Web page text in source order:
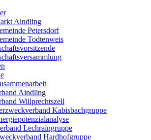
Aindling
Petersdorf
Todtenweis
Aindling
Willprechtszell
Kabisbachgruppe
Lechraingruppe
Hardhofgruppe